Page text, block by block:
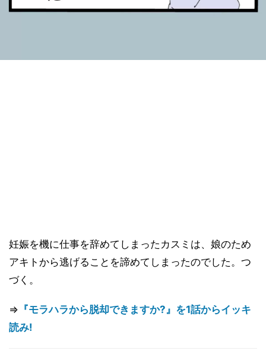
妊娠を機に仕事を辞めてしまったカスミは、娘のため
アキトから逃げることを諦めてしまったのでした。つ
づく。
⇒ 『モラハラから脱却できますか?』を1話からイッキ
読み!